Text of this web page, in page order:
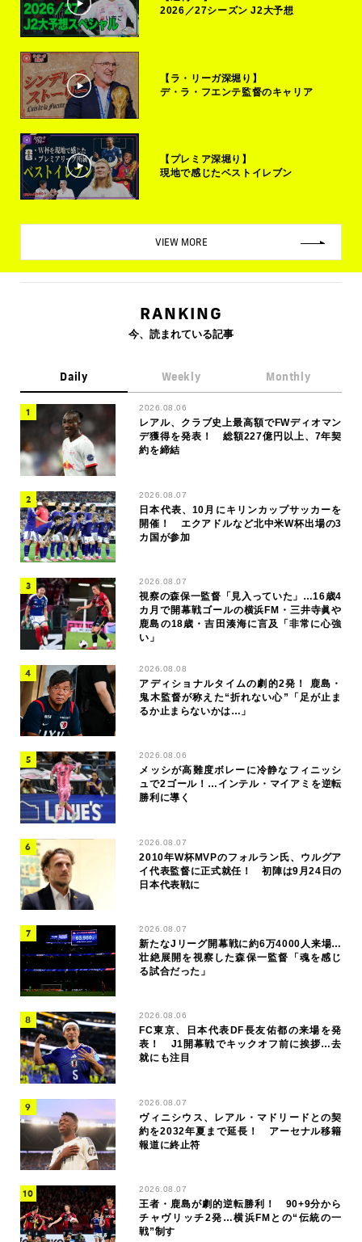
2026／27シーズン J2大予想
【ラ・リーガ深堀り】
デ・ラ・フエンテ監督のキャリア
【プレミア深堀り】
現地で感じたベストイレブン
VIEW MORE
RANKING
今、読まれている記事
Daily Weekly Monthly
2026.08.06
レアル、クラブ史上最高額でFWディオマン
デ獲得を発表！ 総額227億円以上、7年契
約を締結
2026.08.07
日本代表、10月にキリンカップサッカーを
開催！ エクアドルなど北中米W杯出場の3
カ国が参加
2026.08.07
視察の森保一監督「見入っていた」…16歳4
カ月で開幕戦ゴールの横浜FM・三井寺眞や
鹿島の18歳・吉田湊海に言及「非常に心強
い」
2026.08.08
アディショナルタイムの劇的2発！ 鹿島・
鬼木監督が称えた“折れない心”「足が止ま
るか止まらないかは…」
2026.08.06
メッシが高難度ボレーに冷静なフィニッシ
ュで2ゴール！…インテル・マイアミを逆転
勝利に導く
2026.08.07
2010年W杯MVPのフォルラン氏、ウルグア
イ代表監督に正式就任！ 初陣は9月24日の
日本代表戦に
2026.08.07
新たなJリーグ開幕戦に約6万4000人来場…
壮絶展開を視察した森保一監督「魂を感じ
る試合だった」
2026.08.06
FC東京、日本代表DF長友佑都の来場を発
表！ J1開幕戦でキックオフ前に挨拶…去
就にも注目
2026.08.07
ヴィニシウス、レアル・マドリードとの契
約を2032年夏まで延長！ アーセナル移籍
報道に終止符
2026.08.07
王者・鹿島が劇的逆転勝利！ 90+9分から
チャヴリッチ2発…横浜FMとの“伝統の一
戦”制す